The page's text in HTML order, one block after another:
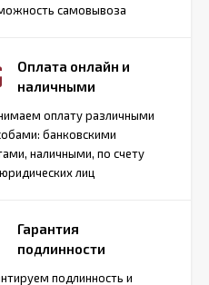
самовывоза
Оплата онлайн и
наличными
оплату различными
банковскими
наличными, по счету
лиц
Гарантия
подлинности
подлинность и